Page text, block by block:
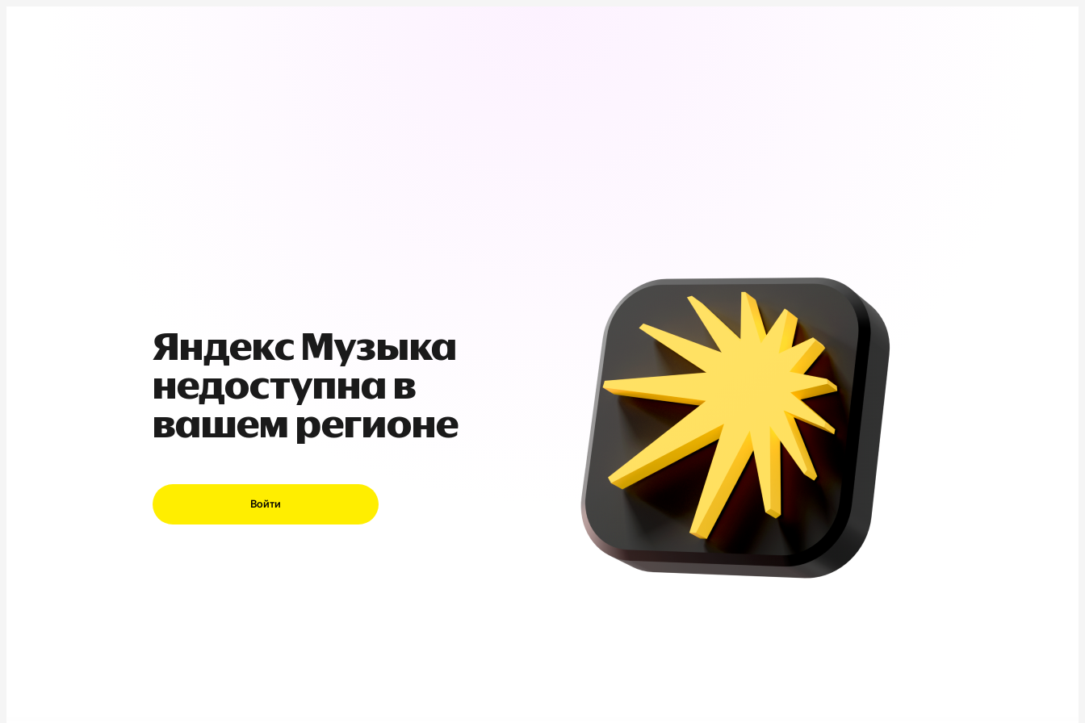
Яндекс Музыка
недоступна в
вашем регионе
Войти